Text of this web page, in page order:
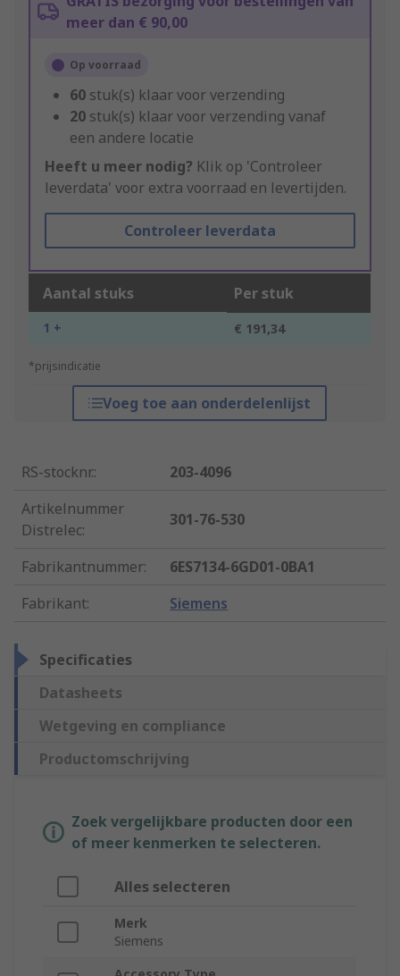
meer dan € 90,00
Op voorraad
60 stuk(s) klaar voor verzending
20 stuk(s) klaar voor verzending vanaf
een andere locatie
Heeft u meer nodig? Klik op 'Controleer
leverdata' voor extra voorraad en levertijden.
Controleer leverdata
Aantal stuks Per stuk
1 + € 191,34
*prijsindicatie
Voeg toe aan onderdelenlijst
RS-stocknr.:
203-4096
Artikelnummer
Distrelec:
301-76-530
Fabrikantnummer:
6ES7134-6GD01-0BA1
Fabrikant: Siemens
Specificaties
Datasheets
Wetgeving en compliance
Productomschrijving
Zoek vergelijkbare producten door een
of meer kenmerken te selecteren.
Alles selecteren
Merk
Siemens